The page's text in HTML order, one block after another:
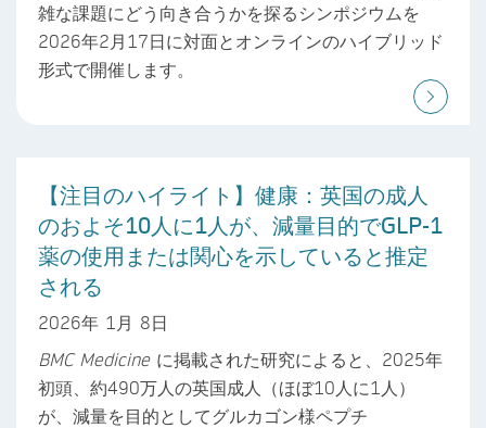
雑な課題にどう向き合うかを探るシンポジウムを
2026年2月17日に対面とオンラインのハイブリッド
形式で開催します。
【注目のハイライト】健康：英国の成人
のおよそ10人に1人が、減量目的でGLP-1
薬の使用または関心を示していると推定
される
2026年 1月 8日
BMC Medicine に掲載された研究によると、2025年
初頭、約490万人の英国成人（ほぼ10人に1人）
が、減量を目的としてグルカゴン様ペプチ